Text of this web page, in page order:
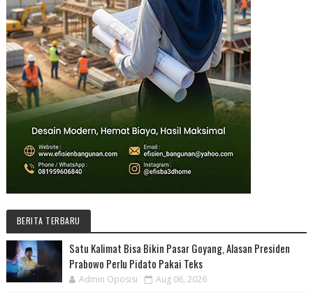
BERITA TERBARU
Satu Kalimat Bisa Bikin Pasar Goyang, Alasan Presiden
Prabowo Perlu Pidato Pakai Teks
Admin Oposisi Aug 06, 2026